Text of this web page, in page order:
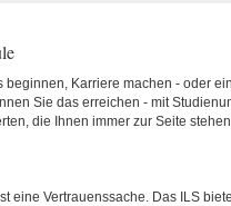
Karriere machen - oder
Sie das erreichen - mit
die Ihnen immer zur Seite
eine Vertrauenssache. Das ILS